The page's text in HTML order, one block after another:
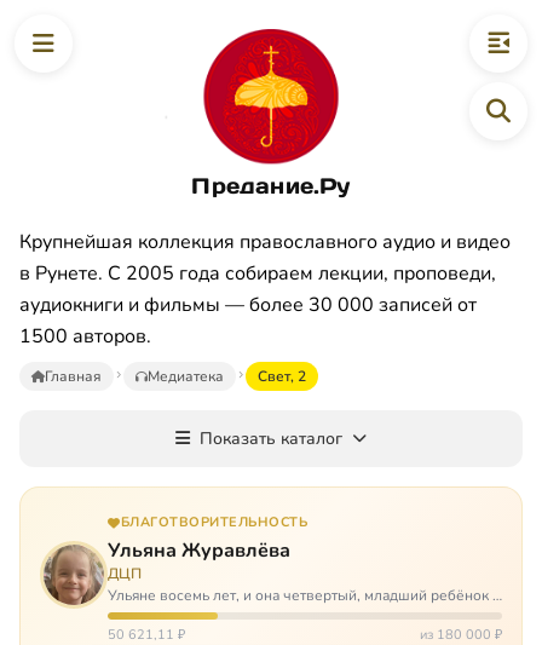
Предание.Ру
Крупнейшая коллекция православного аудио и видео
в Рунете. С 2005 года собираем лекции, проповеди,
аудиокниги и фильмы — более 30 000 записей от
1500 авторов.
Главная Медиатека Свет, 2
Показать каталог
БЛАГОТВОРИТЕЛЬНОСТЬ
Ульяна Журавлёва
ДЦП
Ульяне восемь лет, и она четвертый, младший ребёнок в
многодетной семье. И с самого рождения Ульяну лечат.
Несколько операций, ежедневные процедуры,
50 621,11 ₽ из 180 000 ₽